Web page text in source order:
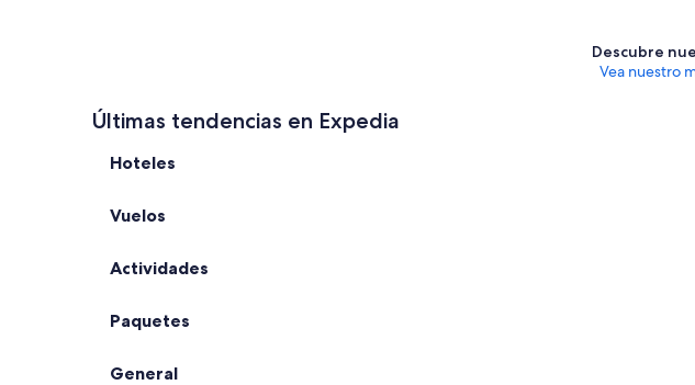
Descubre
Vea nuestro
Últimas tendencias en Expedia
Hoteles
Vuelos
Actividades
Paquetes
General